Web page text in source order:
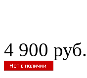
4 900 руб.